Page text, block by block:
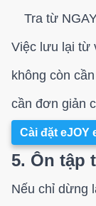
Tra từ
Việc lưu lại từ
không còn
cần đơn giản
Cài đặt eJOY
5. Ôn tập
Nếu chỉ dừng